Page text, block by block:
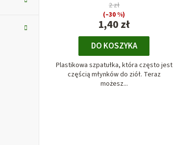
1,40 zł
2 zł
(–30 %)
DO KOSZYKA
Plastikowa szpatułka, która często jest
częścią młynków do ziół. Teraz
możesz...